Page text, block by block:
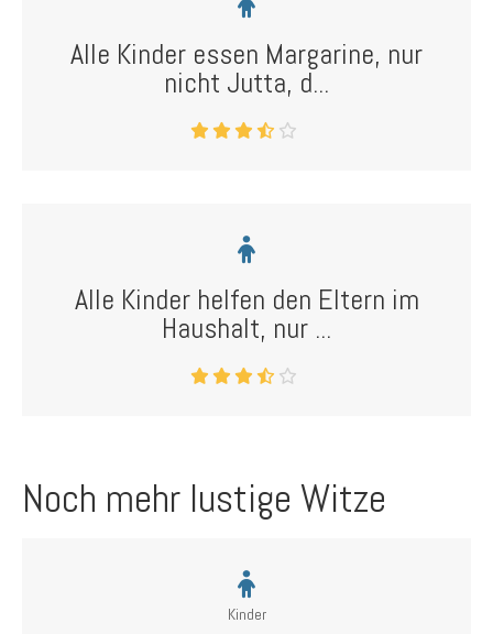
Alle Kinder essen Margarine, nur
nicht Jutta, d...
Alle Kinder helfen den Eltern im
Haushalt, nur ...
Noch mehr lustige Witze
Kinder